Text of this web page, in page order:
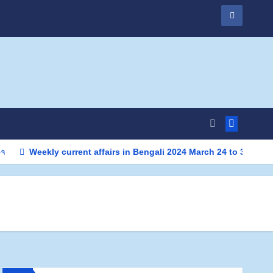
Weekly current affairs in Bengali 2024 March 24 to 31 | সাপ্তাহিক